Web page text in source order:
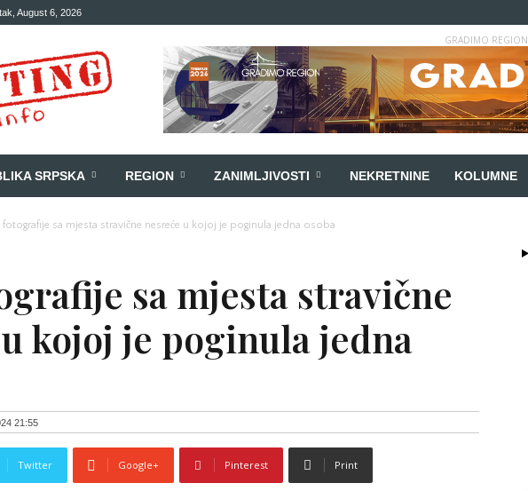
August 6, 2026
GRADIMO REGION
SRPSKA REGION ZANIMLJIVOSTI NEKRETNINE KOLUMNE
fotografije sa mjesta stravične nesreće u kojoj je poginula jedna osoba
sa mjesta stravične
kojoj je poginula jedna
21:55
Twitter Google+ Pinterest Print